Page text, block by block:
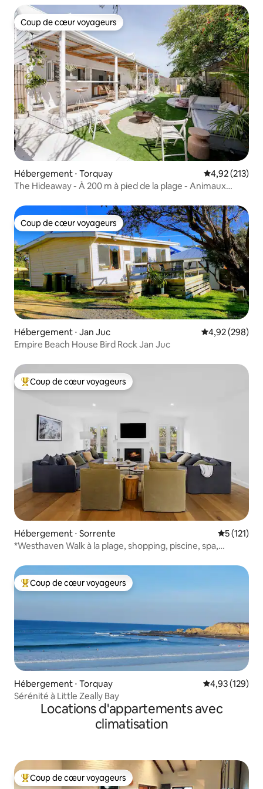
Coup de cœur voyageurs
Coup de cœur voyageurs
Hébergement ⋅ Torquay Évaluation
4,92 (213)
The Hideaway - À 200 m à pied de la plage - Animaux
Coup de cœur voyageurs
Coup de cœur voyageurs
Hébergement ⋅ Jan Juc Évaluation
4,92 (298)
Empire Beach House Bird Rock Jan Juc
Coups de cœur voyageurs les plus appréciés
Coup de cœur voyageurs
Hébergement ⋅ Sorrente Évaluation
5 (121)
*Westhaven Walk à la plage, shopping, piscine, spa,
Coups de cœur voyageurs les plus appréciés
Coup de cœur voyageurs
Hébergement ⋅ Torquay Évaluation
4,93 (129)
Sérénité à Little Zeally Bay
Locations d'appartements avec
climatisation
Coups de cœur voyageurs les plus appréciés
Coup de cœur voyageurs